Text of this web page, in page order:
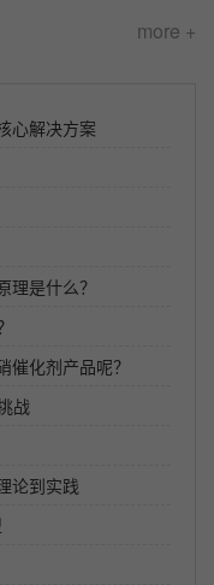
more +
心解决方案
理是什么？
催化剂产品呢？
战
论到实践